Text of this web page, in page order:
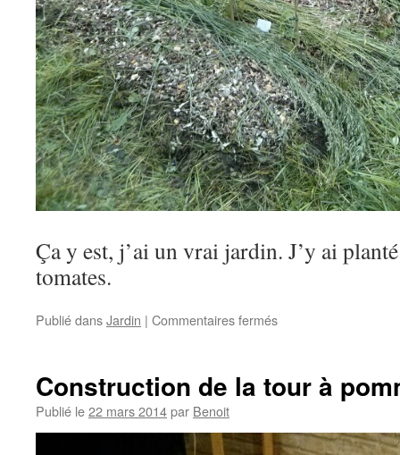
Ça y est, j’ai un vrai jardin. J’y ai
tomates.
Publié dansJardin | Commentaires ferméssur
Construction de la tour à
Publié le22 mars 2014par Benoit